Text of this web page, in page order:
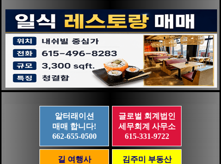
알터래이션
매매 합니다!
662-655-0500
글로벌 회계법인
세무회계 사무소
615-331-9722
길 여행사
김주미 부동산